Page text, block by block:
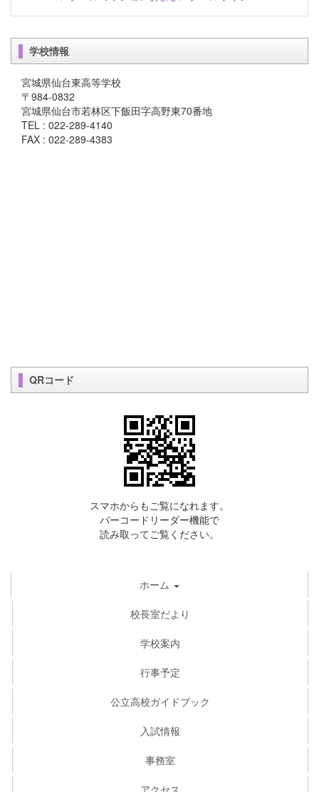
学校情報
宮城県仙台東高等学校
〒984-0832
宮城県仙台市若林区下飯田字高野東70番地
TEL : 022-289-4140
FAX : 022-289-4383
QRコード
スマホからもご覧になれます。
バーコードリーダー機能で
読み取ってご覧ください。
ホーム
校長室だより
学校案内
行事予定
公立高校ガイドブック
入試情報
事務室